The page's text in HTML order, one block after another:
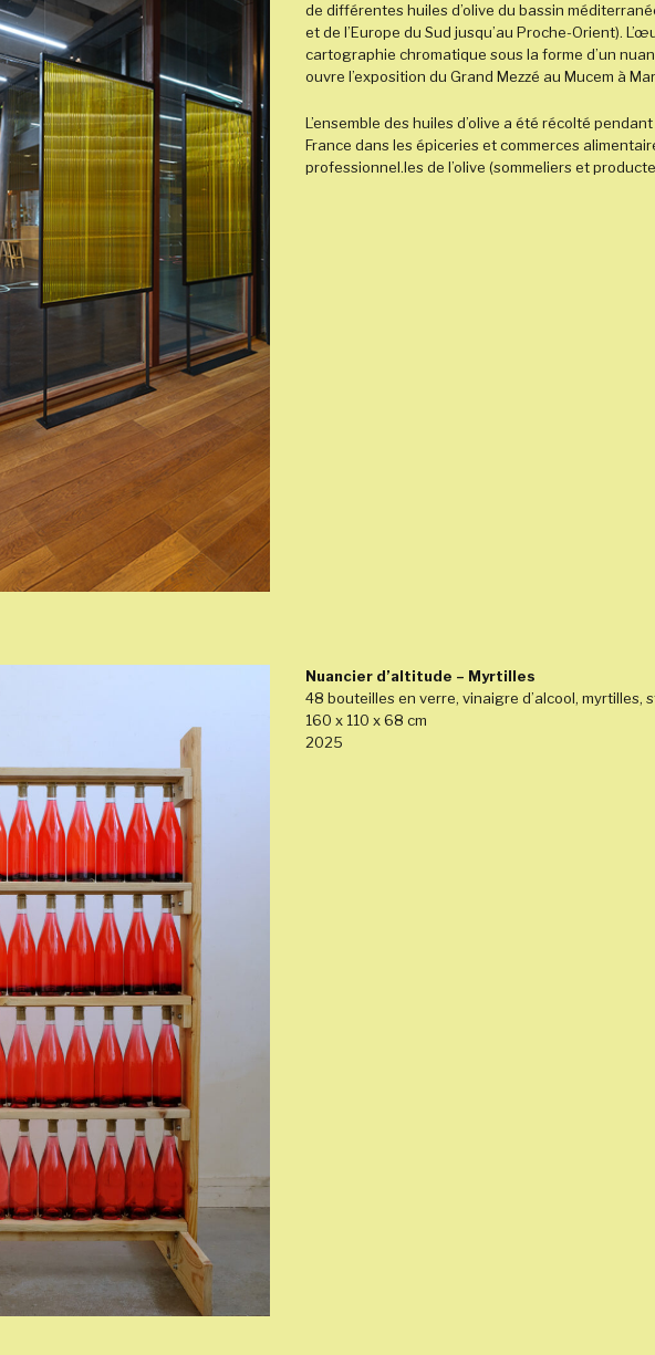
de différentes huiles d’olive du bassin
et de l’Europe du Sud jusqu’au Proche-Orient).
cartographie chromatique sous la forme d’un
ouvre l’exposition du Grand Mezzé au Mucem à
L’ensemble des huiles d’olive a été récolté
France dans les épiceries et commerces
professionnel.les de l’olive (sommeliers et
Nuancier d’altitude – Myrtilles
48 bouteilles en verre, vinaigre d’alcool, myrtilles,
160 x 110 x 68 cm
2025